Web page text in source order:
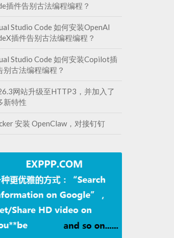
插件告别古法编程编程？
Studio Code 如何安装OpenAI
插件告别古法编程编程？
Studio Code 如何安装Copilot插
别古法编程编程？
网站升级至HTTP3，并加入了
新特性
安装 OpenClaw，对接钉钉